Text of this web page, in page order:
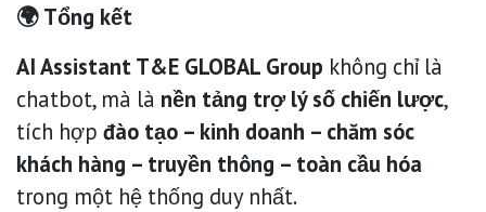
🌍 Tổng kết
AI Assistant T&E GLOBAL Group không chỉ là
chatbot, mà là nền tảng trợ lý số chiến lược,
tích hợp đào tạo – kinh doanh – chăm sóc
khách hàng – truyền thông – toàn cầu hóa
trong một hệ thống duy nhất.